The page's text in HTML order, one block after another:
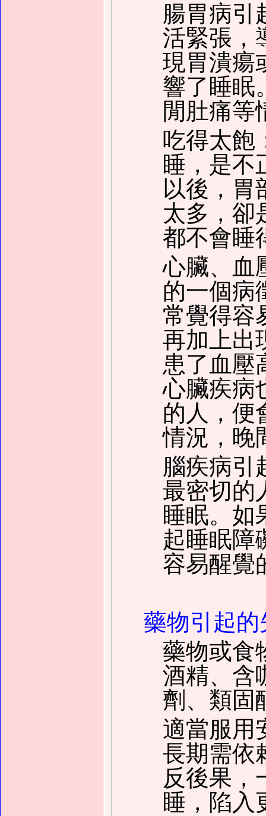
腸胃病引
活緊張，
現胃潰瘍
響了睡眠
閒肚痛等
吃得太飽
睡，是不
以後，胃
太多，卻
都不會睡
心臟、血
的一個病
常覺得容
再加上出
患了血壓
心臟疾病
的人，便
情況，晚
腦疾病引
最密切的
睡眠。如
起睡眠障
容易醒覺
藥物引起的
藥物或食
酒精、含
劑、類固
適當服用
長期需依
反後果，
睡，陷入